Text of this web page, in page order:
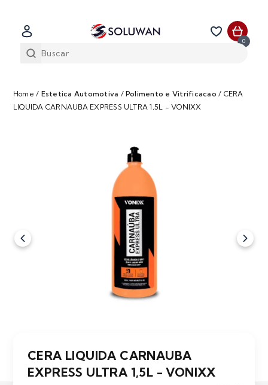
0
Home / Estetica Automotiva / Polimento e Vitrificacao / CERA
LIQUIDA CARNAUBA EXPRESS ULTRA 1,5L - VONIXX
CERA LIQUIDA CARNAUBA
EXPRESS ULTRA 1,5L - VONIXX